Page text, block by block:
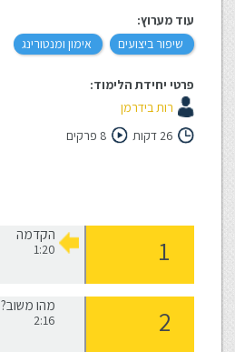
עוד מערוץ:
שיפור ביצועים
אימון ומנטורינג
פרטי יחידת הלימוד:
רות בידרמן
26 דקות
8 פרקים
הקדמה
1:20
מהו משוב?
2:16